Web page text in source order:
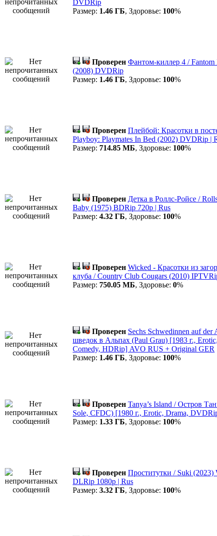
DVDRip
Размер: 1.46 ГБ, Здоровье: 100%
Проверен Фантом-киллер 4 /
(2008) DVDRip
Размер: 1.46 ГБ, Здоровье: 100%
Проверен Плейбой: Красотки в
Playboy: Playmates In Bed (2002) DVDRip |
Размер: 714.85 МБ, Здоровье: 100%
Проверен Детка в Роллс-Ройсе /
Baby (1975) BDRip 720p | Rus
Размер: 4.32 ГБ, Здоровье: 100%
Проверен Wicked - Красотки из
клуба / Country Club Cougars (2010)
Размер: 750.05 МБ, Здоровье: 0%
Проверен Sechs Schwedinnen auf
шведок в Альпах (Paul Grau) [1983 г.,
Comedy, HDRip] AVO RUS + Original GER
Размер: 1.46 ГБ, Здоровье: 100%
Проверен Tanya’s Island / Остров
Sole, CFDC) [1980 г., Erotic, Drama,
Размер: 1.33 ГБ, Здоровье: 100%
Проверен Проститутки / Suki (2023)
DLRip 1080p | Rus
Размер: 3.32 ГБ, Здоровье: 100%